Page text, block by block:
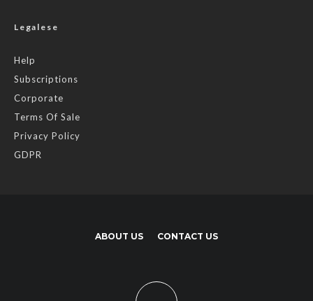
Legalese
Help
Subscriptions
Corporate
Terms Of Sale
Privacy Policy
GDPR
ABOUT US CONTACT US